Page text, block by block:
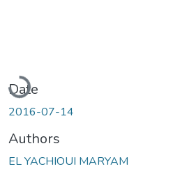
Date
2016-07-14
Authors
EL YACHIOUI MARYAM